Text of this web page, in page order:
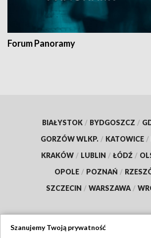
Forum Panoramy
BIAŁYSTOK / BYDGOSZCZ /
GORZÓW WLKP. / KATOWICE /
KRAKÓW / LUBLIN / ŁÓDŹ /
OPOLE / POZNAŃ /
SZCZECIN / WARSZAWA /
Szanujemy Twoją prywatność